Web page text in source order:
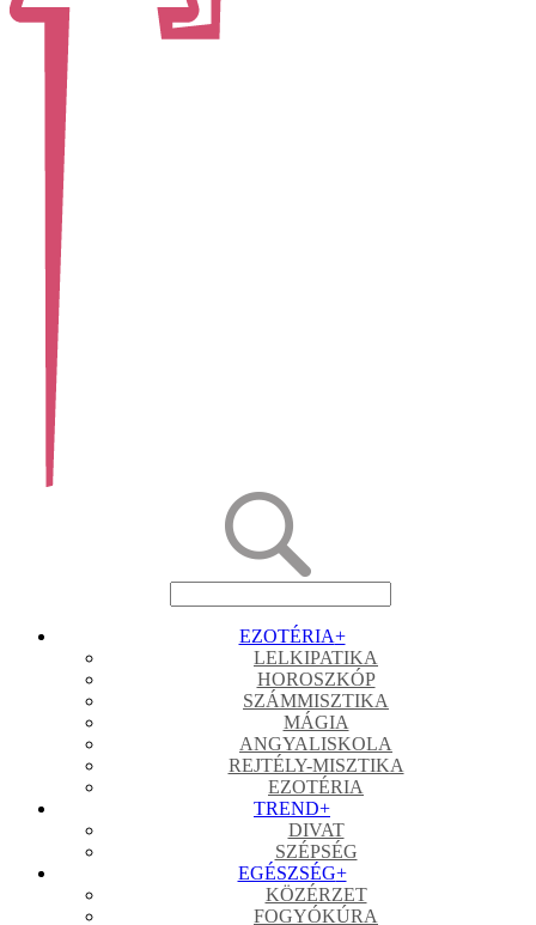
EZOTÉRIA+
LELKIPATIKA
HOROSZKÓP
SZÁMMISZTIKA
MÁGIA
ANGYALISKOLA
REJTÉLY-MISZTIKA
EZOTÉRIA
TREND+
DIVAT
SZÉPSÉG
EGÉSZSÉG+
KÖZÉRZET
FOGYÓKÚRA